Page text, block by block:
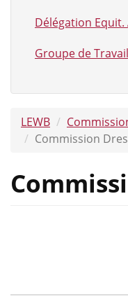
Délégation
Groupe de
LEWB
Commission